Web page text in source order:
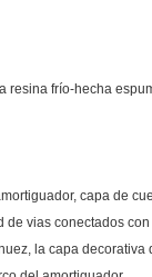
resina frío-hecha
capa de
vias conectados
la capa decorativa